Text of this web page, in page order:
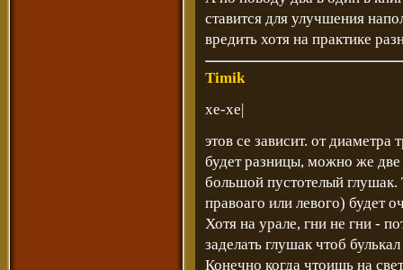
ставится для улучшения
вредить хотя на практике
Timik
хе-хе|
этов се зависит. от
будет разницы, можно же
большой пустотелый глушак.
правоаго или левого) будет
Хотя на урале, гни не гни -
заделать глушак чтоб
Конечно когда чтоишь на